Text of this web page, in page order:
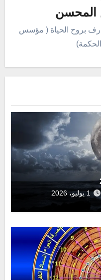
المحسن
بروح الحياة ( مؤسس
1 يوليو، 2026